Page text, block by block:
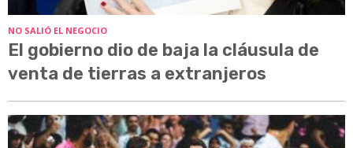
NO SALIÓ EL NEGOCIO
El gobierno dio de baja la cláusula de
venta de tierras a extranjeros